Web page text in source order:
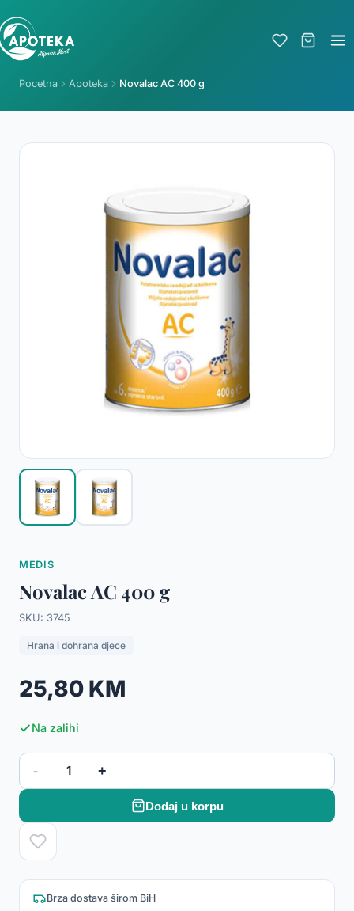
Pocetna Apoteka Novalac AC 400 g
MEDIS
Novalac AC 400 g
SKU: 3745
Hrana i dohrana djece
25,80 KM
Na zalihi
- 1 +
Dodaj u korpu
Brza dostava širom BiH